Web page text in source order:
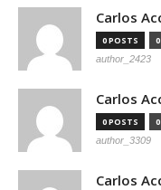
Carlos
0 POSTS
author_2423
Carlos
0 POSTS
author_3309
Carlos